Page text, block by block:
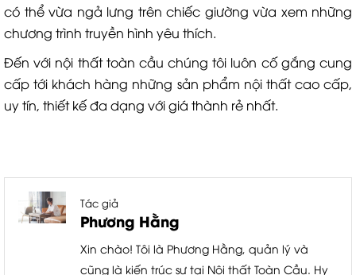
có thể vừa ngả lưng trên chiếc giường vừa xem những
chương trình truyền hình yêu thích.
Đến với nội thất toàn cầu chúng tôi luôn cố gắng cung
cấp tới khách hàng những sản phẩm nội thất cao cấp,
uy tín, thiết kế đa dạng với giá thành rẻ nhất.
Tác giả
Phương Hằng
Xin chào! Tôi là Phương Hằng, quản lý và
cũng là kiến trúc sư tại Nội thất Toàn Cầu. Hy